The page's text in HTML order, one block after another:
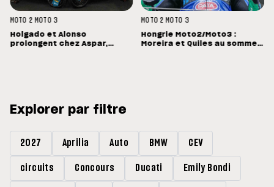
MOTO 2 MOTO 3
Holgado et Alonso
prolongent chez Aspar,
MOTO 2 MOTO 3
Hongrie Moto2/Moto3 :
Moreira et Quiles au sommet,
Explorer par filtre
2027 Aprilia Auto BMW CEV
circuits Concours Ducati Emily Bondi